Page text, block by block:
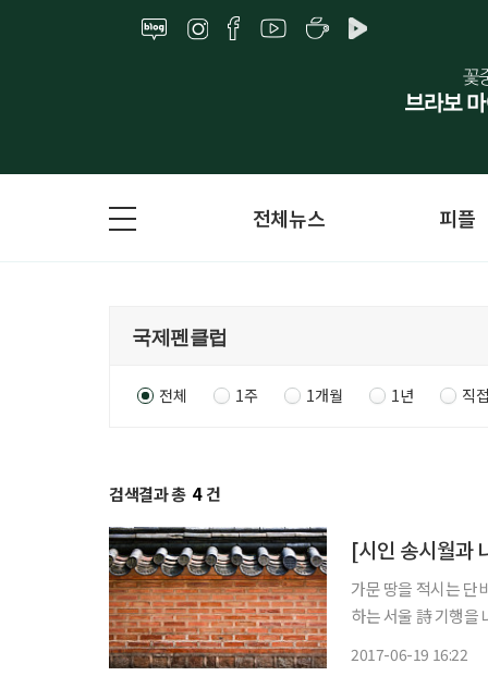
전체뉴스 피플
전체 1주 1개월 1년 직
검색결과 총 4 건
[시인 송시월과
가문 땅을 적시는 단
하는 서울 詩 기행을
2017-06-19 16:22